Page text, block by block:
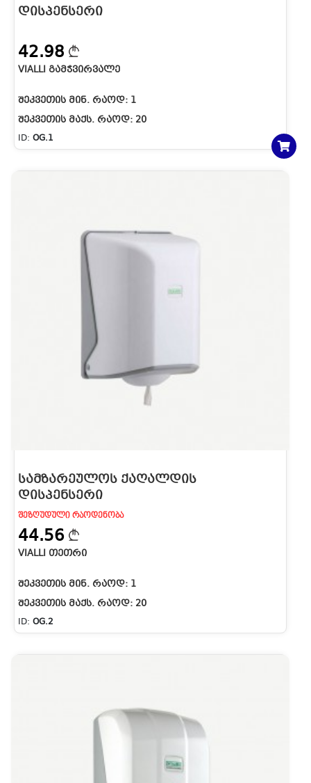
ᲓᲘᲡᲞᲔᲜᲡᲔᲠᲘ
42.98
VIALLI ᲒᲐᲛᲭᲕᲘᲠᲕᲐᲚᲔ
ᲨᲔᲙᲕᲔᲗᲘᲡ ᲛᲘᲜ. ᲠᲐᲝᲓ: 1
ᲨᲔᲙᲕᲔᲗᲘᲡ ᲛᲐᲥᲡ. ᲠᲐᲝᲓ: 20
ID: OG.1
ᲡᲐᲛᲖᲐᲠᲔᲣᲚᲝᲡ ᲥᲐᲦᲐᲚᲓᲘᲡ
ᲓᲘᲡᲞᲔᲜᲡᲔᲠᲘ
44.56
ᲨᲔᲖᲦᲣᲓᲣᲚᲘ ᲠᲐᲝᲓᲔᲜᲝᲑᲐ
VIALLI ᲗᲔᲗᲠᲘ
ᲨᲔᲙᲕᲔᲗᲘᲡ ᲛᲘᲜ. ᲠᲐᲝᲓ: 1
ᲨᲔᲙᲕᲔᲗᲘᲡ ᲛᲐᲥᲡ. ᲠᲐᲝᲓ: 20
ID: OG.2